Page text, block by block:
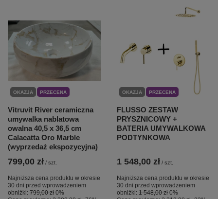
OKAZJA PRZECENA
Vitruvit River ceramiczna
umywalka nablatowa
owalna 40,5 x 36,5 cm
Calacatta Oro Marble
(wyprzedaż ekspozycyjna)
799,00 zł / szt.
Najniższa cena produktu w okresie
30 dni przed wprowadzeniem
obniżki: 799,00 zł 0%
OKAZJA PRZECENA
FLUSSO ZESTAW
PRYSZNICOWY +
BATERIA UMYWALKOWA
PODTYNKOWA
1 548,00 zł / szt.
Najniższa cena produktu w okresie
30 dni przed wprowadzeniem
obniżki: 1 548,00 zł 0%